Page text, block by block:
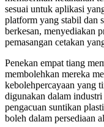
sesuai untuk aplikasi
platform yang stabil dan
berkesan, menyediakan
pemasangan cetakan
Penekan empat tiang
membolehkan mereka
kebolehpercayaan yang
digunakan dalam industri
pengacuan suntikan
boleh dalam persediaan